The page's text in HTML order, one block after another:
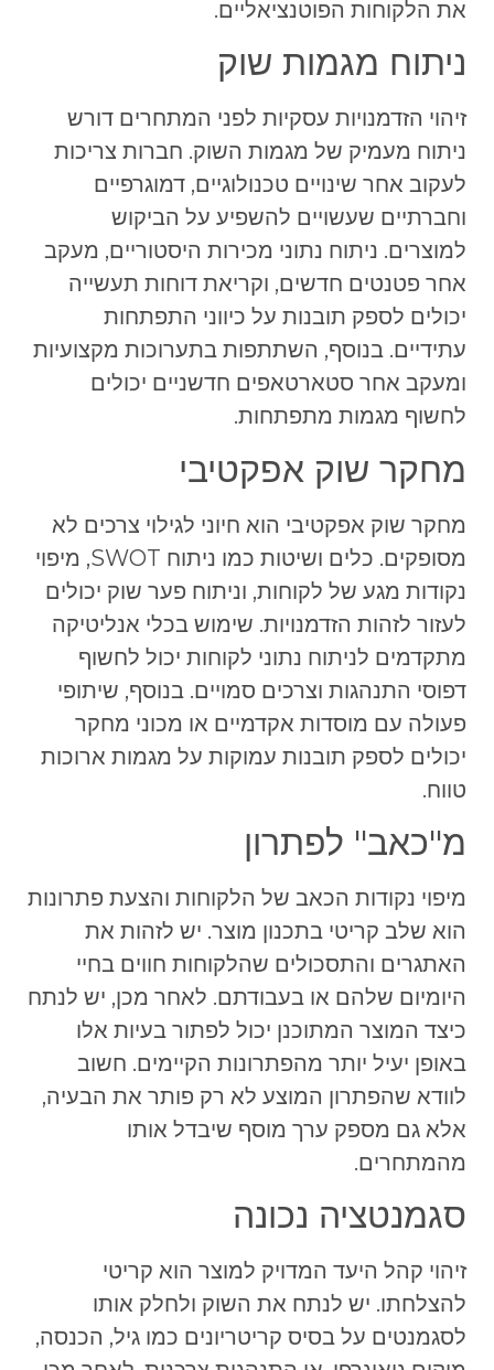
את הלקוחות הפוטנציאליים.
ניתוח מגמות שוק
זיהוי הזדמנויות עסקיות לפני המתחרים דורש
ניתוח מעמיק של מגמות השוק. חברות צריכות
לעקוב אחר שינויים טכנולוגיים, דמוגרפיים
וחברתיים שעשויים להשפיע על הביקוש
למוצרים. ניתוח נתוני מכירות היסטוריים, מעקב
אחר פטנטים חדשים, וקריאת דוחות תעשייה
יכולים לספק תובנות על כיווני התפתחות
עתידיים. בנוסף, השתתפות בתערוכות מקצועיות
ומעקב אחר סטארטאפים חדשניים יכולים
לחשוף מגמות מתפתחות.
מחקר שוק אפקטיבי
מחקר שוק אפקטיבי הוא חיוני לגילוי צרכים לא
מסופקים. כלים ושיטות כמו ניתוח SWOT, מיפוי
נקודות מגע של לקוחות, וניתוח פער שוק יכולים
לעזור לזהות הזדמנויות. שימוש בכלי אנליטיקה
מתקדמים לניתוח נתוני לקוחות יכול לחשוף
דפוסי התנהגות וצרכים סמויים. בנוסף, שיתופי
פעולה עם מוסדות אקדמיים או מכוני מחקר
יכולים לספק תובנות עמוקות על מגמות ארוכות
טווח.
מ"כאב" לפתרון
מיפוי נקודות הכאב של הלקוחות והצעת פתרונות
הוא שלב קריטי בתכנון מוצר. יש לזהות את
האתגרים והתסכולים שהלקוחות חווים בחיי
היומיום שלהם או בעבודתם. לאחר מכן, יש לנתח
כיצד המוצר המתוכנן יכול לפתור בעיות אלו
באופן יעיל יותר מהפתרונות הקיימים. חשוב
לוודא שהפתרון המוצע לא רק פותר את הבעיה,
אלא גם מספק ערך מוסף שיבדל אותו
מהמתחרים.
סגמנטציה נכונה
זיהוי קהל היעד המדויק למוצר הוא קריטי
להצלחתו. יש לנתח את השוק ולחלק אותו
לסגמנטים על בסיס קריטריונים כמו גיל, הכנסה,